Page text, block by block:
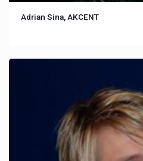
Adrian Sina, AKCENT